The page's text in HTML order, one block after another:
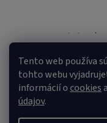
Tento web používa
tohto webu
informácií ocookies
údajov.
Sledovať